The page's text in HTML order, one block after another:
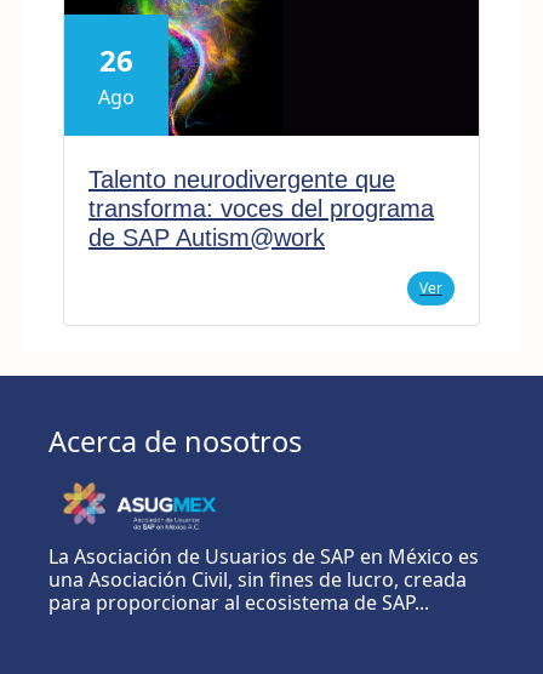
26
Ago
Talento neurodivergente que
transforma: voces del programa
de SAP Autism@work
Ver
Acerca de nosotros
La Asociación de Usuarios de SAP en México es
una Asociación Civil, sin fines de lucro, creada
para proporcionar al ecosistema de SAP...